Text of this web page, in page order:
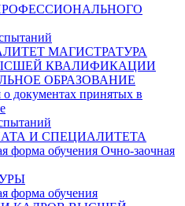
МАГИСТРАТУРА
КВАЛИФИКАЦИИ
ОБРАЗОВАНИЕ
документах принятых в
И СПЕЦИАЛИТЕТА
форма обучения Очно-заочная
форма обучения